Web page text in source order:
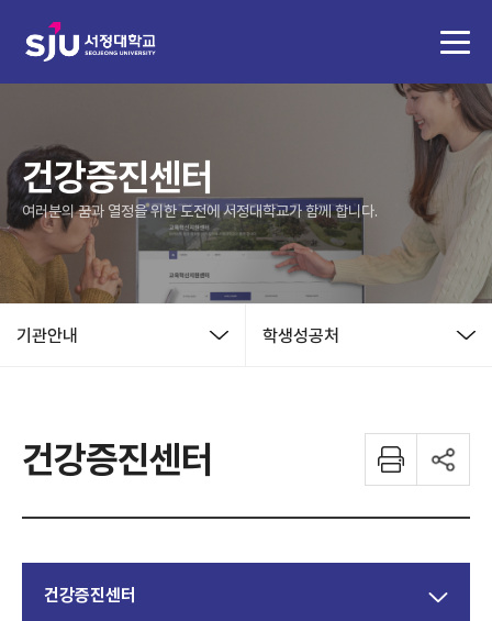
건강증진센터
여러분의 꿈과 열정을 위한 도전에 서정대학교가 함께 합니다.
기관안내 학생성공처
건강증진센터
건강증진센터